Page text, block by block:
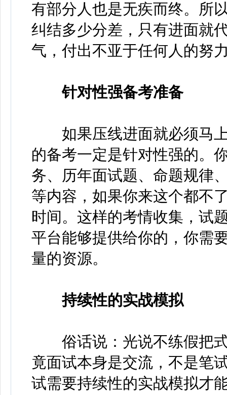
有部分人也是无疾而终。所
纠结多少分差，只有进面就
气，付出不亚于任何人的努
针对性强备考准备
如果压线进面就必须马上
的备考一定是针对性强的。
务、历年面试题、命题规律
等内容，如果你来这个都不
时间。这样的考情收集，试
平台能够提供给你的，你需
量的资源。
持续性的实战模拟
俗话说：光说不练假把式
竟面试本身是交流，不是笔
试需要持续性的实战模拟才